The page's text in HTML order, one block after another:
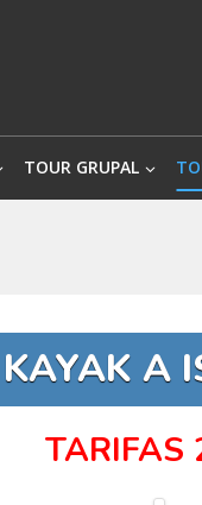
TOUR GRUPAL
A
TARIFAS